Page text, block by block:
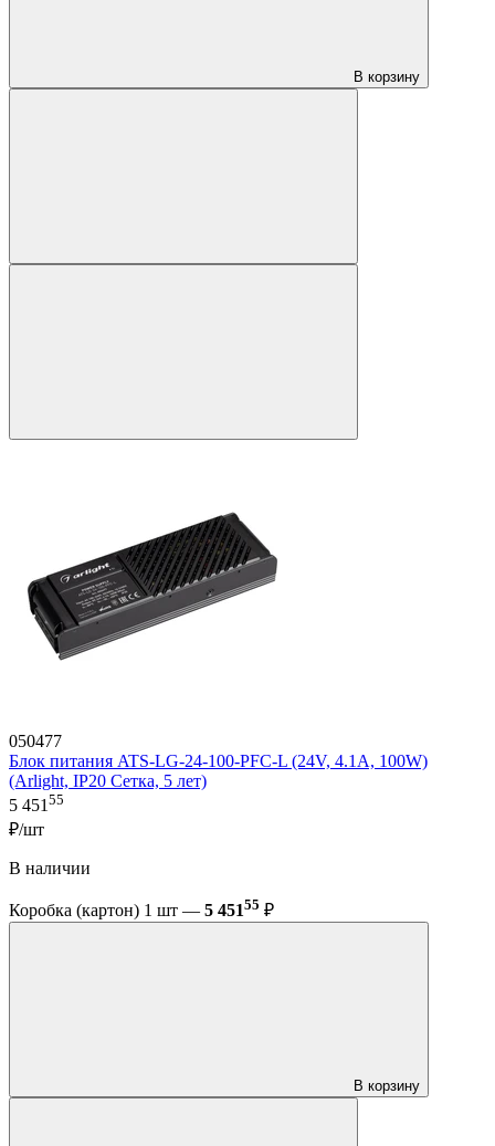
В корзину
050477
Блок питания ATS-LG-24-100-PFC-L (24V, 4.1A, 100W)
(Arlight, IP20 Сетка, 5 лет)
5 45155
₽/шт
В наличии
Коробка (картон) 1 шт — 5 45155 ₽
В корзину